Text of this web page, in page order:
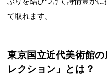
て取れます。
東京国立近代美術館
レクション」とは？